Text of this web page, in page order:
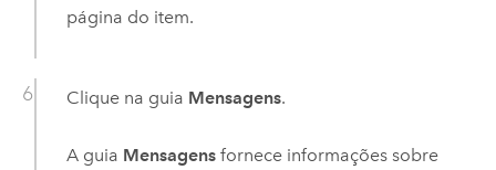
página do item.
Clique na guia Mensagens.
A guia Mensagensfornece informações sobre